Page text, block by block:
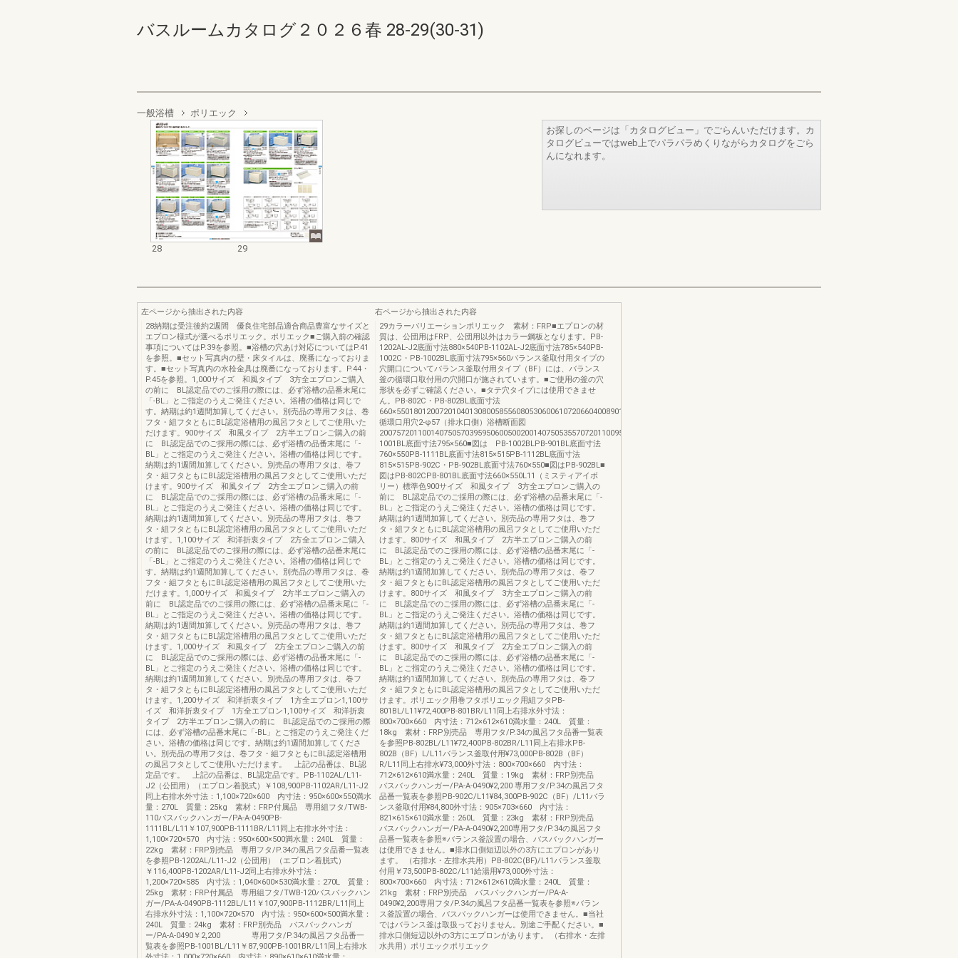
バスルームカタログ２０２６春 28-29(30-31)
一般浴槽 ポリエック
28 29
お探しのページは「カタログビュー」でごらんいただけます。カ
タログビューではweb上でパラパラめくりながらカタログをごら
んになれます。
左ページから抽出された内容
28納期は受注後約2週間 優良住宅部品適合商品豊富なサイズと
エプロン様式が選べるポリエック。ポリエック■ご購入前の確認
事項についてはP.39を参照。■浴槽の穴あけ対応についてはP.41
を参照。■セット写真内の壁・床タイルは、廃番になっておりま
す。■セット写真内の水栓金具は廃番になっております。P.44・
P.45を参照。1,000サイズ 和風タイプ 3方全エプロンご購入
の前に BL認定品でのご採用の際には、必ず浴槽の品番末尾に
「-BL」とご指定のうえご発注ください。浴槽の価格は同じで
す。納期は約1週間加算してください。別売品の専用フタは、巻
フタ・組フタともにBL認定浴槽用の風呂フタとしてご使用いた
だけます。900サイズ 和風タイプ 2方半エプロンご購入の前
に BL認定品でのご採用の際には、必ず浴槽の品番末尾に「-
BL」とご指定のうえご発注ください。浴槽の価格は同じです。
納期は約1週間加算してください。別売品の専用フタは、巻フ
タ・組フタともにBL認定浴槽用の風呂フタとしてご使用いただ
けます。900サイズ 和風タイプ 2方全エプロンご購入の前
に BL認定品でのご採用の際には、必ず浴槽の品番末尾に「-
BL」とご指定のうえご発注ください。浴槽の価格は同じです。
納期は約1週間加算してください。別売品の専用フタは、巻フ
タ・組フタともにBL認定浴槽用の風呂フタとしてご使用いただ
けます。1,100サイズ 和洋折衷タイプ 2方全エプロンご購入
の前に BL認定品でのご採用の際には、必ず浴槽の品番末尾に
「-BL」とご指定のうえご発注ください。浴槽の価格は同じで
す。納期は約1週間加算してください。別売品の専用フタは、巻
フタ・組フタともにBL認定浴槽用の風呂フタとしてご使用いた
だけます。1,000サイズ 和風タイプ 2方半エプロンご購入の
前に BL認定品でのご採用の際には、必ず浴槽の品番末尾に「-
BL」とご指定のうえご発注ください。浴槽の価格は同じです。
納期は約1週間加算してください。別売品の専用フタは、巻フ
タ・組フタともにBL認定浴槽用の風呂フタとしてご使用いただ
けます。1,000サイズ 和風タイプ 2方全エプロンご購入の前
に BL認定品でのご採用の際には、必ず浴槽の品番末尾に「-
BL」とご指定のうえご発注ください。浴槽の価格は同じです。
納期は約1週間加算してください。別売品の専用フタは、巻フ
タ・組フタともにBL認定浴槽用の風呂フタとしてご使用いただ
けます。1,200サイズ 和洋折衷タイプ 1方全エプロン1,100サ
イズ 和洋折衷タイプ 1方全エプロン1,100サイズ 和洋折衷
タイプ 2方半エプロンご購入の前に BL認定品でのご採用の際
には、必ず浴槽の品番末尾に「-BL」とご指定のうえご発注くだ
さい。浴槽の価格は同じです。納期は約1週間加算してくださ
い。別売品の専用フタは、巻フタ・組フタともにBL認定浴槽用
の風呂フタとしてご使用いただけます。 上記の品番は、BL認
定品です。 上記の品番は、BL認定品です。PB-1102AL/L11-
J2（公団用）（エプロン着脱式）￥108,900PB-1102AR/L11-J2
同上右排水外寸法：1,100×720×600 内寸法：950×600×550満水
量：270L 質量：25kg 素材：FRP付属品 専用組フタ/TWB-
110バスバックハンガー/PA-A-0490PB-
1111BL/L11￥107,900PB-1111BR/L11同上右排水外寸法：
1,100×720×570 内寸法：950×600×500満水量：240L 質量：
22kg 素材：FRP別売品 専用フタ/P.34の風呂フタ品番一覧表
を参照PB-1202AL/L11-J2（公団用）（エプロン着脱式）
￥116,400PB-1202AR/L11-J2同上右排水外寸法：
1,200×720×585 内寸法：1,040×600×530満水量：270L 質量：
25kg 素材：FRP付属品 専用組フタ/TWB-120バスバックハン
ガー/PA-A-0490PB-1112BL/L11￥107,900PB-1112BR/L11同上
右排水外寸法：1,100×720×570 内寸法：950×600×500満水量：
240L 質量：24kg 素材：FRP別売品 バスバックハンガ
ー/PA-A-0490￥2,200 専用フタ/P.34の風呂フタ品番一
覧表を参照PB-1001BL/L11￥87,900PB-1001BR/L11同上右排水
右ページから抽出された内容
29カラーバリエーションポリエック 素材：FRP■エプロンの材
質は、公団用はFRP、公団用以外はカラー鋼板となります。PB-
1202AL-J2底面寸法880×540PB-1102AL-J2底面寸法785×540PB-
1002C・PB-1002BL底面寸法795×560バランス釜取付用タイプの
穴開口についてバランス釜取付用タイプ（BF）には、バランス
釜の循環口取付用の穴開口が施されています。■ご使用の釜の穴
形状を必ずご確認ください。■タテ穴タイプには使用できませ
ん。PB-802C・PB-802BL底面寸法
循環口用穴2-φ57（排水口側）浴槽断面図
1001BL底面寸法795×560■図は PB-1002BLPB-901BL底面寸法
760×550PB-1111BL底面寸法815×515PB-1112BL底面寸法
815×515PB-902C・PB-902BL底面寸法760×550■図はPB-902BL■
図はPB-802CPB-801BL底面寸法660×550L11（ミスティアイボ
リー）標準色900サイズ 和風タイプ 3方全エプロンご購入の
前に BL認定品でのご採用の際には、必ず浴槽の品番末尾に「-
BL」とご指定のうえご発注ください。浴槽の価格は同じです。
納期は約1週間加算してください。別売品の専用フタは、巻フ
タ・組フタともにBL認定浴槽用の風呂フタとしてご使用いただ
けます。800サイズ 和風タイプ 2方半エプロンご購入の前
に BL認定品でのご採用の際には、必ず浴槽の品番末尾に「-
BL」とご指定のうえご発注ください。浴槽の価格は同じです。
納期は約1週間加算してください。別売品の専用フタは、巻フ
タ・組フタともにBL認定浴槽用の風呂フタとしてご使用いただ
けます。800サイズ 和風タイプ 3方全エプロンご購入の前
に BL認定品でのご採用の際には、必ず浴槽の品番末尾に「-
BL」とご指定のうえご発注ください。浴槽の価格は同じです。
納期は約1週間加算してください。別売品の専用フタは、巻フ
タ・組フタともにBL認定浴槽用の風呂フタとしてご使用いただ
けます。800サイズ 和風タイプ 2方全エプロンご購入の前
に BL認定品でのご採用の際には、必ず浴槽の品番末尾に「-
BL」とご指定のうえご発注ください。浴槽の価格は同じです。
納期は約1週間加算してください。別売品の専用フタは、巻フ
タ・組フタともにBL認定浴槽用の風呂フタとしてご使用いただ
けます。ポリエック用巻フタポリエック用組フタPB-
801BL/L11¥72,400PB-801BR/L11同上右排水外寸法：
800×700×660 内寸法：712×612×610満水量：240L 質量：
18kg 素材：FRP別売品 専用フタ/P.34の風呂フタ品番一覧表
を参照PB-802BL/L11¥72,400PB-802BR/L11同上右排水PB-
802B（BF）L/L11バランス釜取付用¥73,000PB-802B（BF）
R/L11同上右排水¥73,000外寸法：800×700×660 内寸法：
712×612×610満水量：240L 質量：19kg 素材：FRP別売品
バスバックハンガー/PA-A-0490¥2,200 専用フタ/P.34の風呂フタ
品番一覧表を参照PB-902C/L11¥84,300PB-902C（BF）/L11バラ
ンス釜取付用¥84,800外寸法：905×703×660 内寸法：
821×615×610満水量：260L 質量：23kg 素材：FRP別売品
バスバックハンガー/PA-A-0490¥2,200専用フタ/P.34の風呂フタ
品番一覧表を参照※バランス釜設置の場合、バスバックハンガー
は使用できません。■排水口側短辺以外の3方にエプロンがあり
ます。 （右排水・左排水共用）PB-802C(BF)/L11バランス釜取
付用￥73,500PB-802C/L11給湯用¥73,000外寸法：
800×700×660 内寸法：712×612×610満水量：240L 質量：
21kg 素材：FRP別売品 バスバックハンガー/PA-A-
0490¥2,200専用フタ/P.34の風呂フタ品番一覧表を参照※バラン
ス釜設置の場合、バスバックハンガーは使用できません。■当社
ではバランス釜は取扱っておりません。別途ご手配ください。■
排水口側短辺以外の3方にエプロンがあります。 （右排水・左排
水共用）ポリエックポリエック